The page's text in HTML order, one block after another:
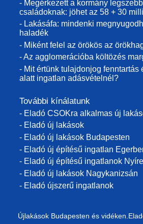
- Megérkezett a kormány
családoknak: jöhet az 58 + 30
- Lakásáfa: mindenki
haladék
- Miként felel az örökös az
- Az agglomerációba költözés
- Mit értünk tulajdonjog fenntartás
alatt ingatlan adásvételnél?
További kínálatunk
- Eladó CSOKra alkalmas új
- Eladó új lakások
- Eladó új lakások Budapesten
- Eladó új építésű ingatlan
- Eladó új építésű ingatlanok
- Eladó új lakások Nagykanizsán
- Eladó újszerű ingatlanok
Újlakások Budapesten és